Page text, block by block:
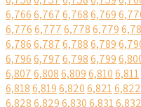
6,7666,7676,7686,769
6,7766,7776,7786,779
6,7866,7876,7886,789
6,7966,7976,7986,799
6,8076,8086,8096,8106,811
6,8186,8196,8206,8216,822
6,8286,8296,8306,8316,832